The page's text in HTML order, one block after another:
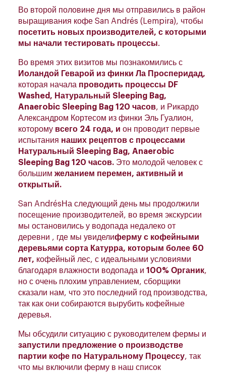
Во второй половине дня мы отправились в район
выращивания кофе San Andrés (Lempira), чтобы
посетить новых производителей, с которыми
мы начали тестировать процессы.
Во время этих визитов мы познакомились с
Иоландой Геварой из финки Ла Просперидад,
которая начала проводить процессы DF
Washed, Натуральный Sleeping Bag,
Anaerobic Sleeping Bag 120 часов, и Рикардо
Александром Кортесом из финки Эль Гуалион,
которому всего 24 года, и он проводит первые
испытания наших рецептов с процессами
Натуральный Sleeping Bag, Anaerobic
Sleeping Bag 120 часов. Это молодой человек с
большим желанием перемен, активный и
открытый.
San AndrésНа следующий день мы продолжили
посещение производителей, во время экскурсии
мы остановились у водопада недалеко от
деревни , где мы увиделиферму с кофейными
деревьями сорта Катурра, которым более 60
лет, кофейный лес, с идеальными условиями
благодаря влажности водопада и 100% Органик,
но с очень плохим управлением, сборщики
сказали нам, что это последний год производства,
так как они собираются вырубить кофейные
деревья.
Мы обсудили ситуацию с руководителем фермы и
запустили предложение о производстве
партии кофе по Натуральному Процессу, так
что мы включили ферму в наш список